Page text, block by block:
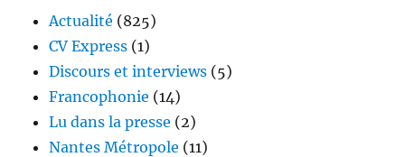
Actualité (825)
CV Express (1)
Discours et interviews (5)
Francophonie (14)
Lu dans la presse (2)
Nantes Métropole (11)